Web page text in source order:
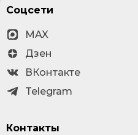
Соцсети
MAX
Дзен
ВКонтакте
Telegram
Контакты